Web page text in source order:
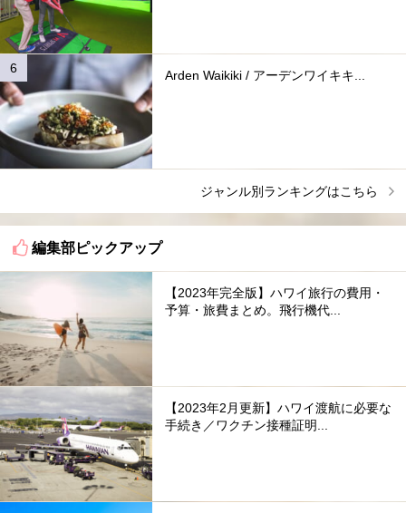
Arden Waikiki / アーデンワイキキ...
ジャンル別ランキングはこちら
編集部ピックアップ
【2023年完全版】ハワイ旅行の費用・
予算・旅費まとめ。飛行機代...
【2023年2月更新】ハワイ渡航に必要な
手続き／ワクチン接種証明...